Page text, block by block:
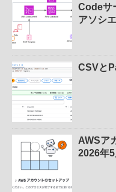
Codeサ
アソシ
CSVと
AWSア
2026年